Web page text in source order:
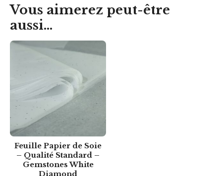
Vous aimerez peut-être
aussi…
Feuille Papier de Soie
– Qualité Standard –
Gemstones White
Diamond